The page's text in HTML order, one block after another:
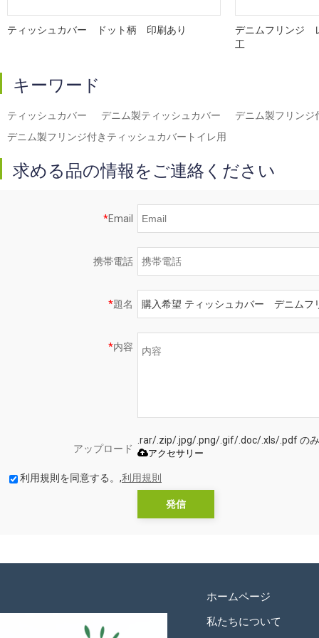
ティッシュカバー ドット柄 印刷あり
デニムフリンジ
工
キーワード
ティッシュカバー デニム製ティッシュカバー
デニム製フリンジ
デニム製フリンジ付きティッシュカバートイレ用
求める品の情報をご連絡ください
*Email
携帯電話
*題名
*内容
アップロード
.rar/.zip/.jpg/.png/.gif/.doc/.xls/.pdf の
アクセサリー
利用規則を同意する。,利用規則
発信
ホームページ
私たちについて